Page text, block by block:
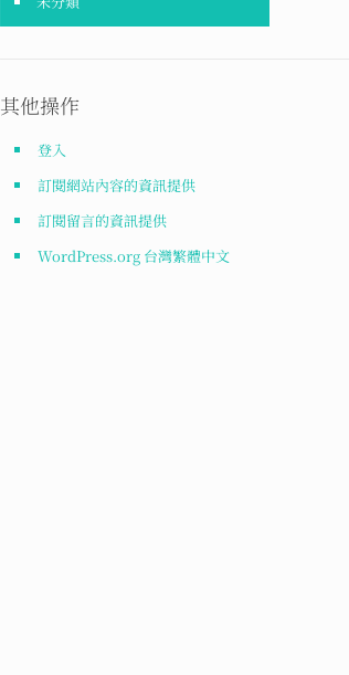
其他操作
登入
訂閱網站內容的資訊提供
訂閱留言的資訊提供
WordPress.org 台灣繁體中文